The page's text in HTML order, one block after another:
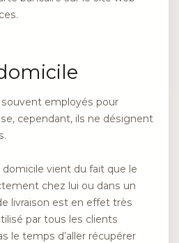
employés pour
cependant, ils ne désignent
domicile vient du fait que le
chez lui ou dans un
livraison est en effet très
par tous les clients
le temps d’aller récupérer